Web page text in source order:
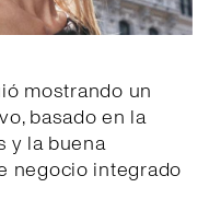
mostrando un
basado en la
y la buena
negocio integrado